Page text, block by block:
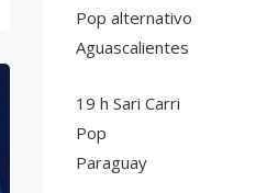
Pop alternativo
Aguascalientes
19 h Sari Carri
Pop
Paraguay